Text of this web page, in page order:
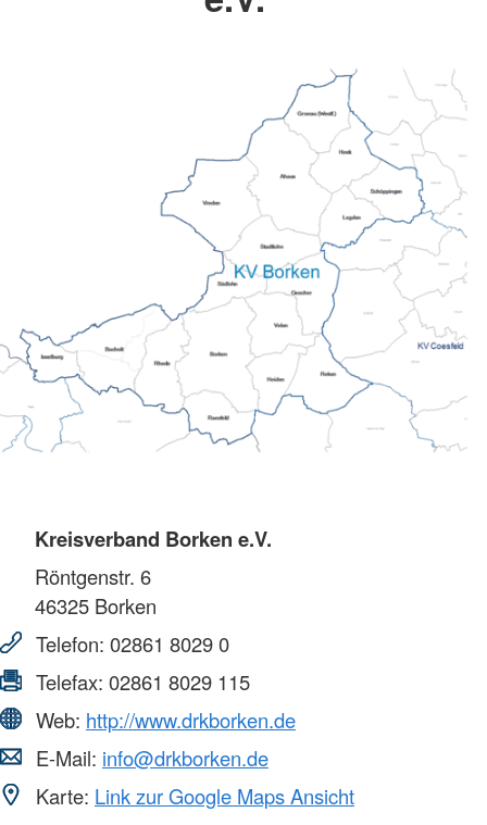
Kreisverband Borken e.V.
Röntgenstr. 6
46325 Borken
Telefon: 02861 8029 0
Telefax: 02861 8029 115
Web: http://www.drkborken.de
E-Mail: info@drkborken.de
Karte: Link zur Google Maps Ansicht